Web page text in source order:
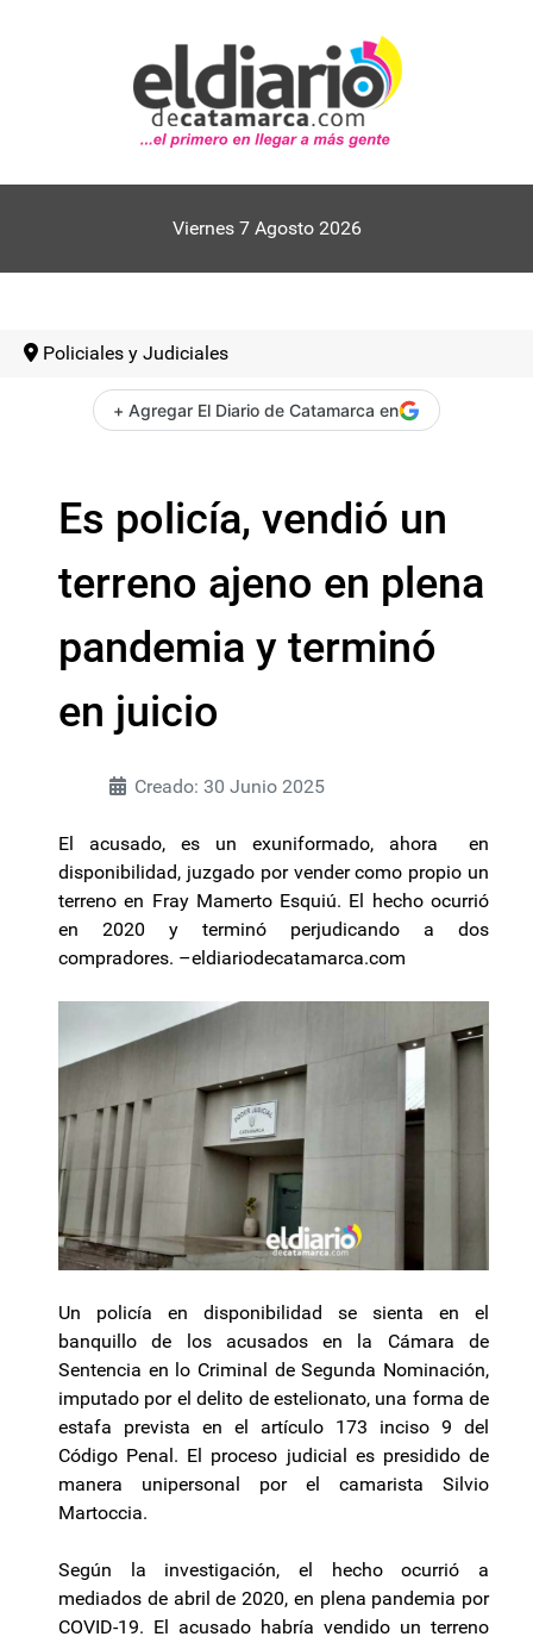
Viernes 7 Agosto 2026
Policiales y Judiciales
+ Agregar El Diario de Catamarca en
Es policía, vendió un
terreno ajeno en plena
pandemia y terminó
en juicio
Creado: 30 Junio 2025
El acusado, es un exuniformado, ahora en
disponibilidad, juzgado por vender como propio un
terreno en Fray Mamerto Esquiú. El hecho ocurrió
en 2020 y terminó perjudicando a dos
compradores. –eldiariodecatamarca.com
Un policía en disponibilidad se sienta en el
banquillo de los acusados en la Cámara de
Sentencia en lo Criminal de Segunda Nominación,
imputado por el delito de estelionato, una forma de
estafa prevista en el artículo 173 inciso 9 del
Código Penal. El proceso judicial es presidido de
manera unipersonal por el camarista Silvio
Martoccia.
Según la investigación, el hecho ocurrió a
mediados de abril de 2020, en plena pandemia por
COVID-19. El acusado habría vendido un terreno